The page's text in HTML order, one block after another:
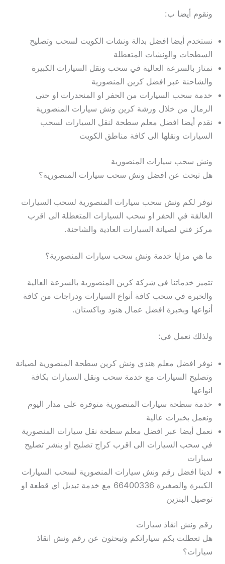
ونقوم أيضا ب:
نستخدم أيضا افضل بدالة ونشات الكويت لسحب وتصليح
السطحات والونشات المتعطلة
نمتاز بالسرعة العالية في سحب ونقل السيارات الكبيرة
والشاحنة عبر افضل كرين المنصورية
خدمة سحب السيارات من الحفر او المنحدرات او حتى
الرمال من خلال ورشة كرين ونش سيارات المنصورية
نقدم أيضا افضل معلم سطحة لنقل السيارات لسحب
السيارات ونقلها الى كافة مناطق الكويت
ونش سحب سيارات المنصورية
هل تبحث عن افضل ونش سحب سيارات المنصورية؟
نوفر لكم ونش سحب سيارات المنصورية لسحب السيارات
العالقة في الحفر او سحب السيارات المتعطلة الى اقرب
مركز فني لصيانة السيارات العادية والشاحنة.
ما هي مزايا خدمة ونش سحب سيارات المنصورية؟
تتميز خدماتنا في شركة كرين المنصورية بالسرعة العالية
والخبرة في سحب كافة أنواع السيارات ودراجات من كافة
أنواعها وبخبرة افضل عمال هنود وباكستان.
ولذلك نعمل في:
نوفر افضل معلم هندي ونش كرين سطحة المنصورية لصيانة
وتصليح السيارات مع خدمة سحب ونقل السيارات بكافة
انواعها
خدمة سطحة سيارات المنصورية متوفرة على مدار اليوم
ونعمل بخبرات عالية
نعمل أيضا عبر افضل معلم سطحة نقل سيارات المنصورية
في سحب السيارات الى اقرب كراج تصليح او بنشر تصليح
سيارات
لدينا افضل رقم ونش سيارات المنصورية لسحب السيارات
الكبيرة والصغيرة 66400336 مع خدمة تبديل اي قطعة او
توصيل البنزين
رقم ونش انقاذ سيارات
هل تعطلت بكم سياراتكم وتبحثون عن رقم ونش انقاذ
سيارات؟